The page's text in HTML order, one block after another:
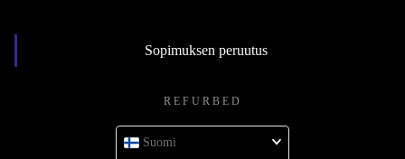
Sopimuksen peruutus
REFURBED
Suomi